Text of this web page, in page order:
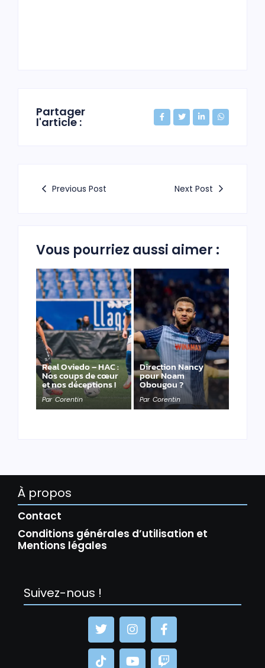
Partager
l'article :
Previous Post Next Post
Vous pourriez aussi aimer :
Real Oviedo – HAC :
Nos coups de cœur
et nos déceptions !
Par Corentin
Direction Nancy
pour Noam
Obougou ?
Par Corentin
À propos
Contact
Conditions générales d’utilisation et
Mentions légales
Suivez-nous !